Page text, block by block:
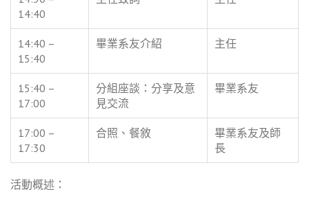
14:40
14:40 –
15:40
畢業系友介紹 主任
15:40 –
17:00
分組座談：分享及意
見交流
畢業系友
17:00 –
17:30
合照、餐敘
畢業系友及師
長
活動概述：